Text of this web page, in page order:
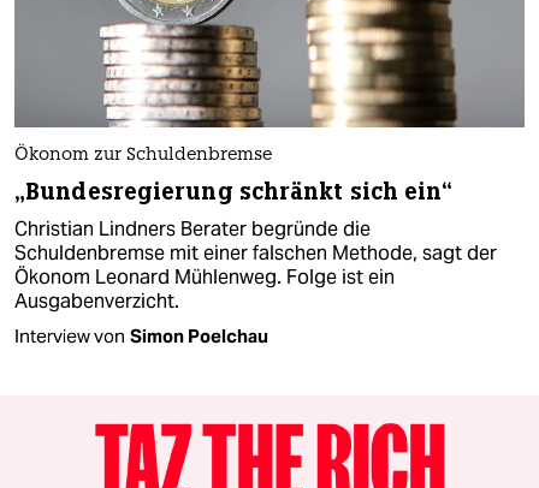
Ökonom zur Schuldenbremse
„Bundesregierung schränkt sich ein“
Christian Lindners Berater begründe die
Schuldenbremse mit einer falschen Methode, sagt der
Ökonom Leonard Mühlenweg. Folge ist ein
Ausgabenverzicht.
Interview von Simon Poelchau